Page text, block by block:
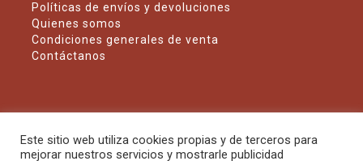
Políticas de envíos y devoluciones
Quienes somos
Condiciones generales de venta
Contáctanos
Este sitio web utiliza cookies propias y de terceros para
mejorar nuestros servicios y mostrarle publicidad